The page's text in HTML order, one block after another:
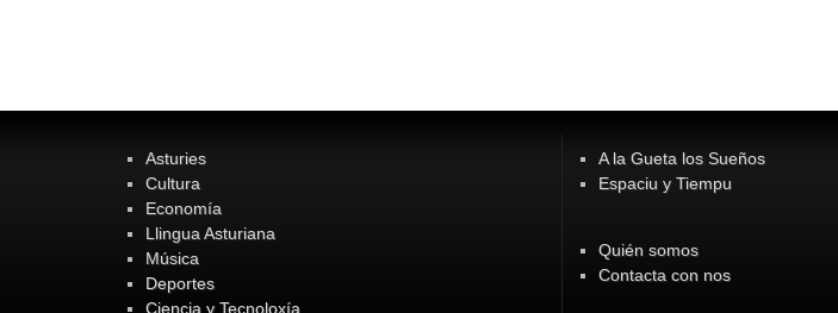
Asturies
Cultura
Economía
Llingua Asturiana
Música
Deportes
Ciencia y Tecnoloxía
A la Gueta los Sueños
Espaciu y Tiempu
Quién somos
Contacta con nos